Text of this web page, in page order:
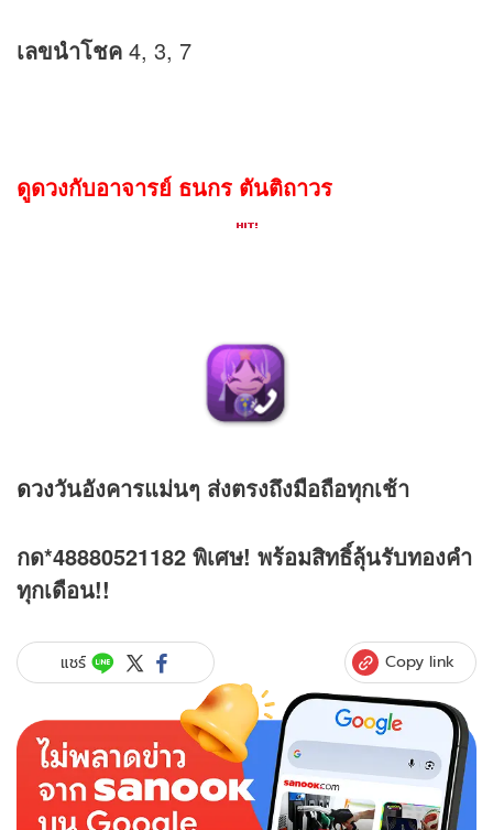
เลขนำโชค 4, 3, 7
ดูดวงกับอาจารย์ ธนกร ตันติถาวร
ดวงวันอังคารแม่นๆ ส่งตรงถึงมือถือทุกเช้า
กด*48880521182 พิเศษ! พร้อมสิทธิ์ลุ้นรับทองคำ
ทุกเดือน!!
แชร์ Copy link